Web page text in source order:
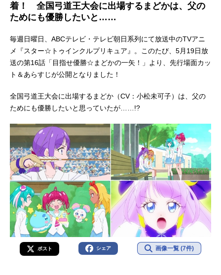
着！ 全国弓道王大会に出場するまどかは、父の
ためにも優勝したいと……
毎週日曜日、ABCテレビ・テレビ朝日系列にて放送中のTVアニ
メ『スター☆トゥインクルプリキュア』。このたび、5月19日放
送の第16話「目指せ優勝☆まどかの一矢！」より、先行場面カッ
ト＆あらすじが公開となりました！
全国弓道王大会に出場するまどか（CV：小松未可子）は、父の
ためにも優勝したいと思っていたが……!?
ポスト シェア 画像一覧 (7件)